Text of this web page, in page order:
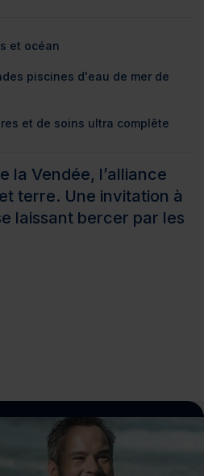
et océan
piscines d'eau de mer de
et de soins ultra complête
la Vendée, l’alliance
terre. Une invitation à
laissant bercer par les